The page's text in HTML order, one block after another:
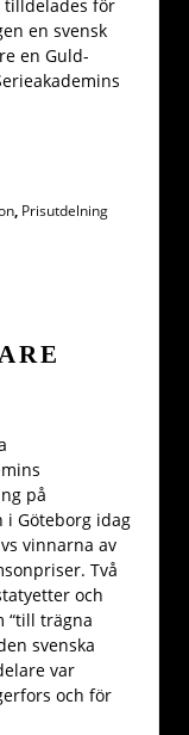
tilldelades för
en svensk
en Guld-
, Prisutdelning
på
i Göteborg idag
vinnarna av
Två
och
“till trägna
svenska
var
och för